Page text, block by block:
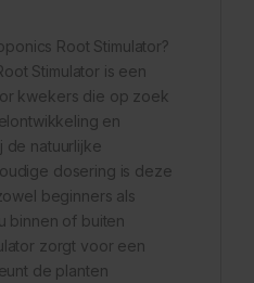
Root Stimulator?
Stimulator is een
kwekers die op zoek
en
de natuurlijke
dosering is deze
beginners als
binnen of buiten
zorgt voor een
de planten